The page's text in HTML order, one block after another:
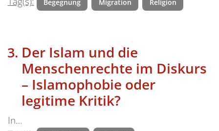
Begegnung Migration Religion
Der Islam und die
Menschenrechte im Diskurs
– Islamophobie oder
legitime Kritik?
In…